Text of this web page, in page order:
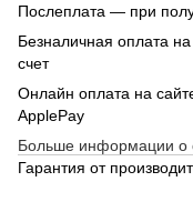
Послеплата — при
Безналичная оплата
счет
Онлайн оплата на
ApplePay
Больше информации о
Гарантия от